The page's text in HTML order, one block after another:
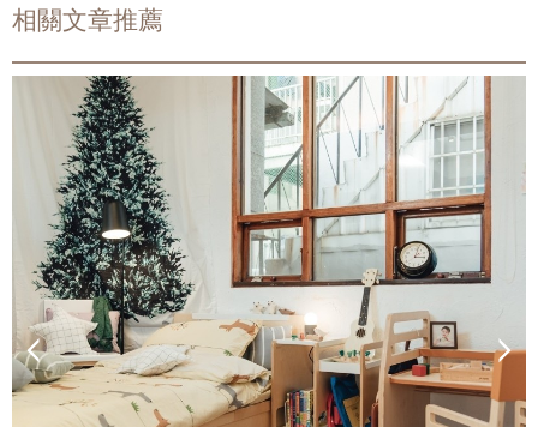
相關文章推薦